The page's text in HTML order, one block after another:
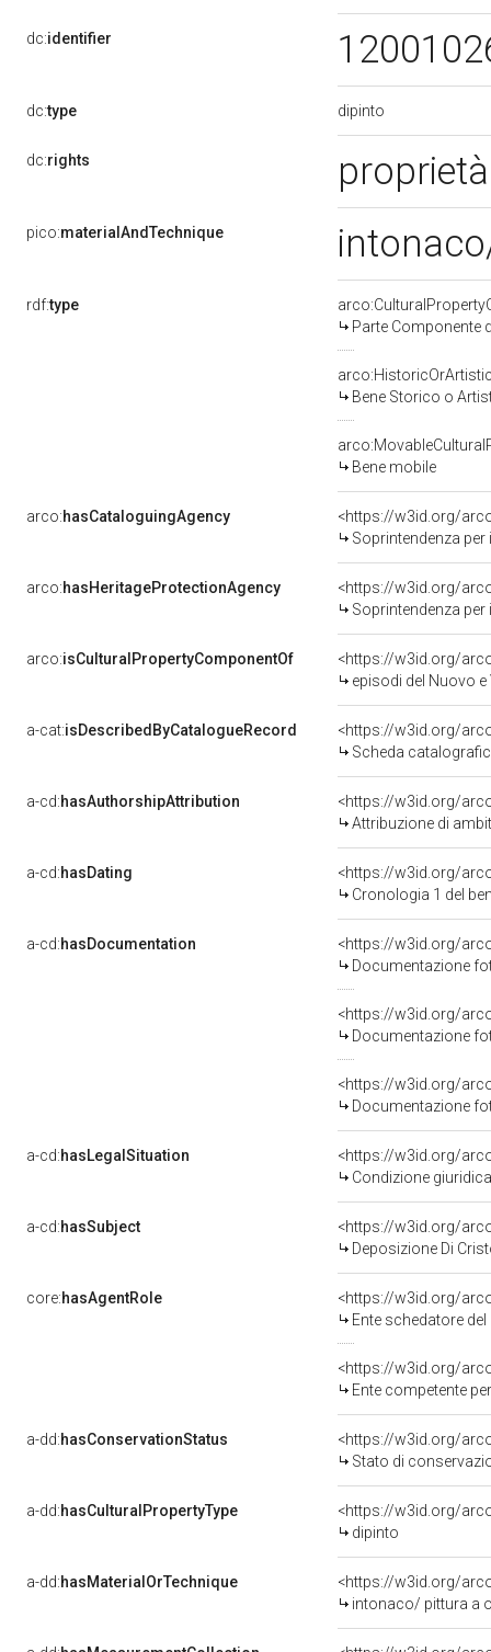
dc:identifier
dc:type dipinto
dc:rights
pico:materialAndTechnique
rdf:type
Parte Componente
Bene Storico o
Bene mobile
arco:hasCataloguingAgency
<https://w3id.org/
Soprintendenza
arco:hasHeritageProtectionAgency
<https://w3id.org/
Soprintendenza per i
arco:isCulturalPropertyComponentOf
<https://w3id.org/
episodi del Nuovo
a-cat:isDescribedByCatalogueRecord
<https://w3id.org/
Scheda
a-cd:hasAuthorshipAttribution
<https://w3id.org/
Attribuzione di
a-cd:hasDating
<https://w3id.org/
Cronologia 1 del
a-cd:hasDocumentation
Documentazione
Documentazione
Documentazione
a-cd:hasLegalSituation
Condizione
a-cd:hasSubject
<https://w3id.org/
Deposizione Di
core:hasAgentRole
<https://w3id.org/
Ente schedatore
<https://w3id.org/
Ente competente per tutela del
a-dd:hasConservationStatus
<https://w3id.org/
Stato di
a-dd:hasCulturalPropertyType
<https://w3id.org/
dipinto
a-dd:hasMaterialOrTechnique
<https://w3id.org/
intonaco/ pittura a